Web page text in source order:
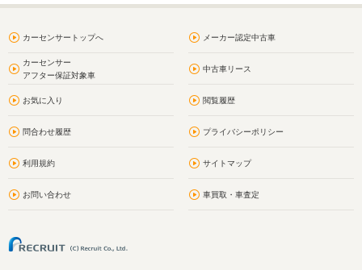
カーセンサートップへ メーカー認定中古車
カーセンサー
アフター保証対象車
中古車リース
お気に入り 閲覧履歴
問合わせ履歴 プライバシーポリシー
利用規約 サイトマップ
お問い合わせ 車買取・車査定